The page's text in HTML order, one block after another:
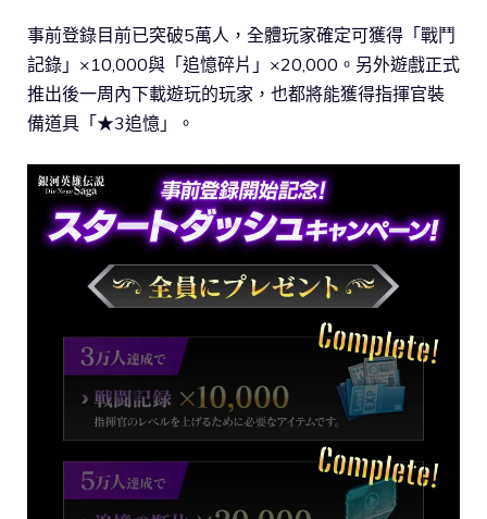
事前登錄目前已突破5萬人，全體玩家確定可獲得「戰鬥
記錄」×10,000與「追憶碎片」×20,000。另外遊戲正式
推出後一周內下載遊玩的玩家，也都將能獲得指揮官裝
備道具「★3追憶」。